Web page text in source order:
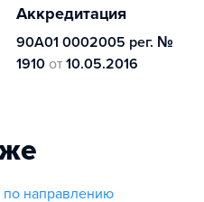
Аккредитация
90А01 0002005 рег. №
1910 от 10.05.2016
направлению